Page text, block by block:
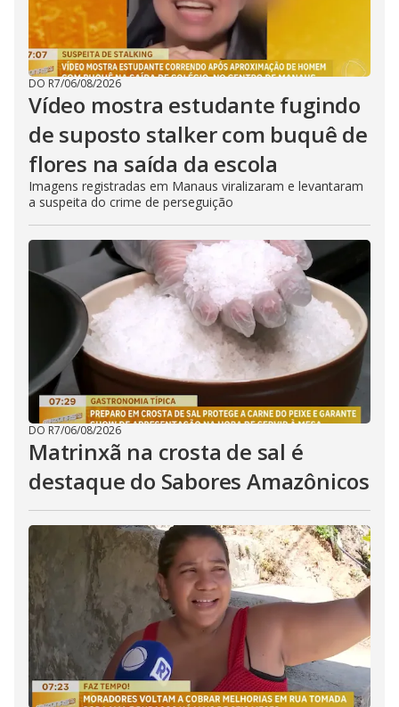
DO R7/06/08/2026
Vídeo mostra estudante fugindo
de suposto stalker com buquê de
flores na saída da escola
Imagens registradas em Manaus viralizaram e levantaram
a suspeita do crime de perseguição
DO R7/06/08/2026
Matrinxã na crosta de sal é
destaque do Sabores Amazônicos